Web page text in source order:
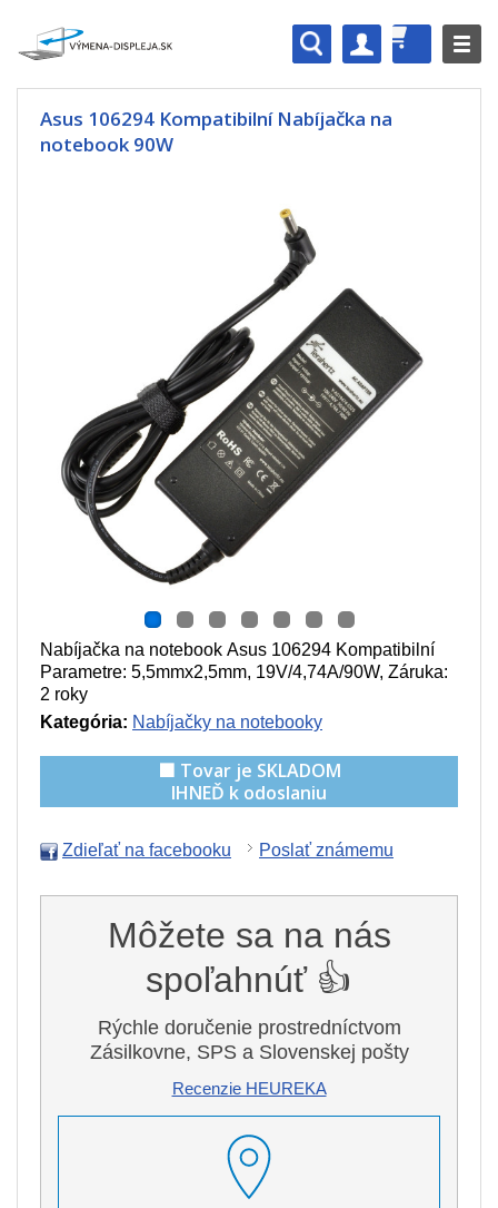
Asus 106294 Kompatibilní Nabíjačka na
notebook 90W
Nabíjačka na notebook Asus 106294 Kompatibilní
Parametre: 5,5mmx2,5mm, 19V/4,74A/90W, Záruka:
2 roky
Kategória: Nabíjačky na notebooky
🟩 Tovar je SKLADOM
IHNEĎ k odoslaniu
Zdieľať na facebooku Poslať známemu
Môžete sa na nás
spoľahnúť 👍
Rýchle doručenie prostredníctvom
Zásilkovne, SPS a Slovenskej pošty
Recenzie HEUREKA